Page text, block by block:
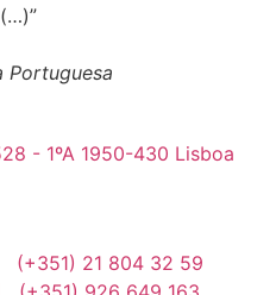
Portuguesa
- 1ºA 1950-430 Lisboa
(+351) 21 804 32 59